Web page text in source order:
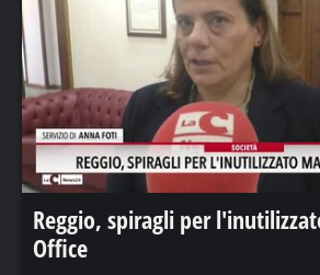
Reggio, spiragli per
Office